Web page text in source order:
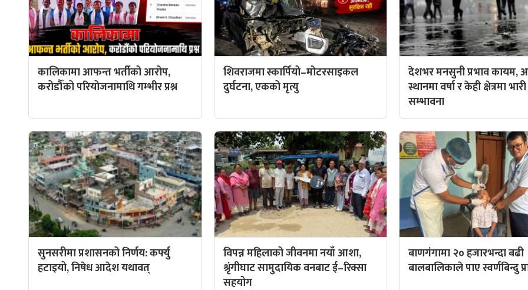
कालिकामा आफन्त भर्तीको आरोप,
करोडौँको परियोजनामाथि गम्भीर प्रश्न
शिवराजमा स्कार्पियो–मोटरसाइकल
दुर्घटना, एकको मृत्यु
देशभर मनसुनी प्रभाव कायम,
स्थानमा वर्षा र केही क्षेत्रमा
सम्भावना
सुनसरीमा प्रशासनको निर्णय: कर्फ्यु
हटाइयो, निषेध आदेश यथावत्
विपन्न महिलाको जीवनमा नयाँ आशा,
श्रृंगीघाट सामुदायिक वनबाट ई–रिक्सा
सहयोग
बाणगंगामा २० हजारभन्दा बढी
बालबालिकाले पाए स्वर्णबिन्दु